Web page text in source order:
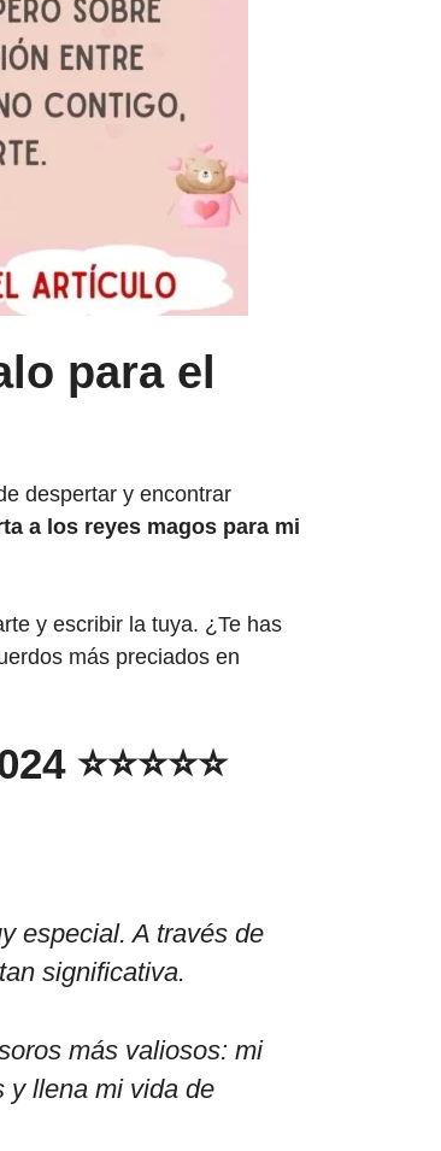
para el
despertar y encontrar
a los reyes magos para mi
y escribir la tuya. ¿Te has
más preciados en
⭐⭐⭐⭐⭐
especial. A través de
significativa.
más valiosos: mi
y llena mi vida de